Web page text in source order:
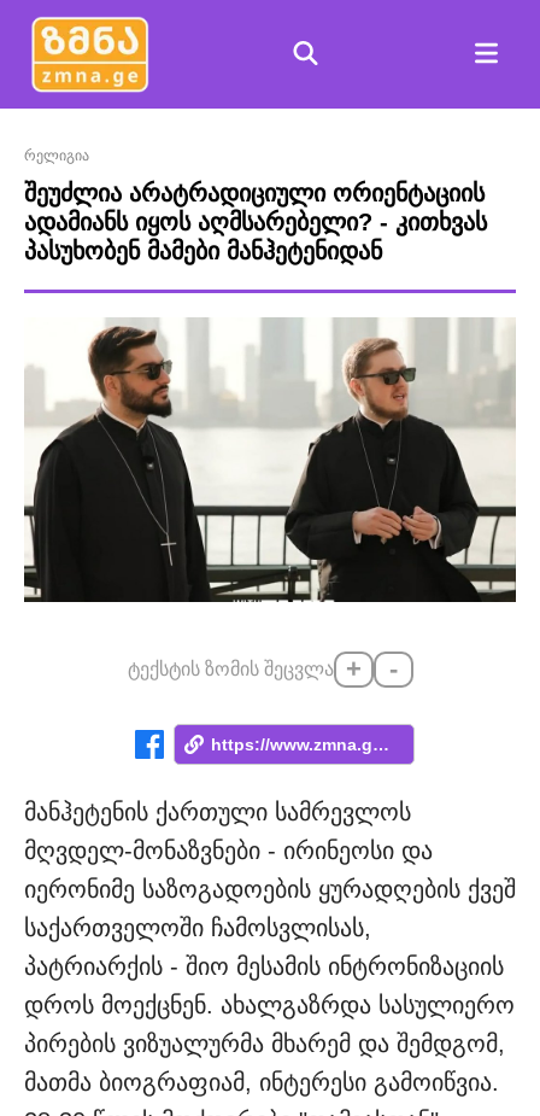
რელიგია
შეუძლია არატრადიციული ორიენტაციის
ადამიანს იყოს აღმსარებელი? - კითხვას
პასუხობენ მამები მანჰეტენიდან
ტექსტის ზომის შეცვლა + -
https://www.zmna.ge/news/sheudzlia-aratr...
მანჰეტენის ქართული სამრევლოს
მღვდელ-მონაზვნები - ირინეოსი და
იერონიმე საზოგადოების ყურადღების ქვეშ
საქართველოში ჩამოსვლისას,
პატრიარქის - შიო მესამის ინტრონიზაციის
დროს მოექცნენ. ახალგაზრდა სასულიერო
პირების ვიზუალურმა მხარემ და შემდგომ,
მათმა ბიოგრაფიამ, ინტერესი გამოიწვია.